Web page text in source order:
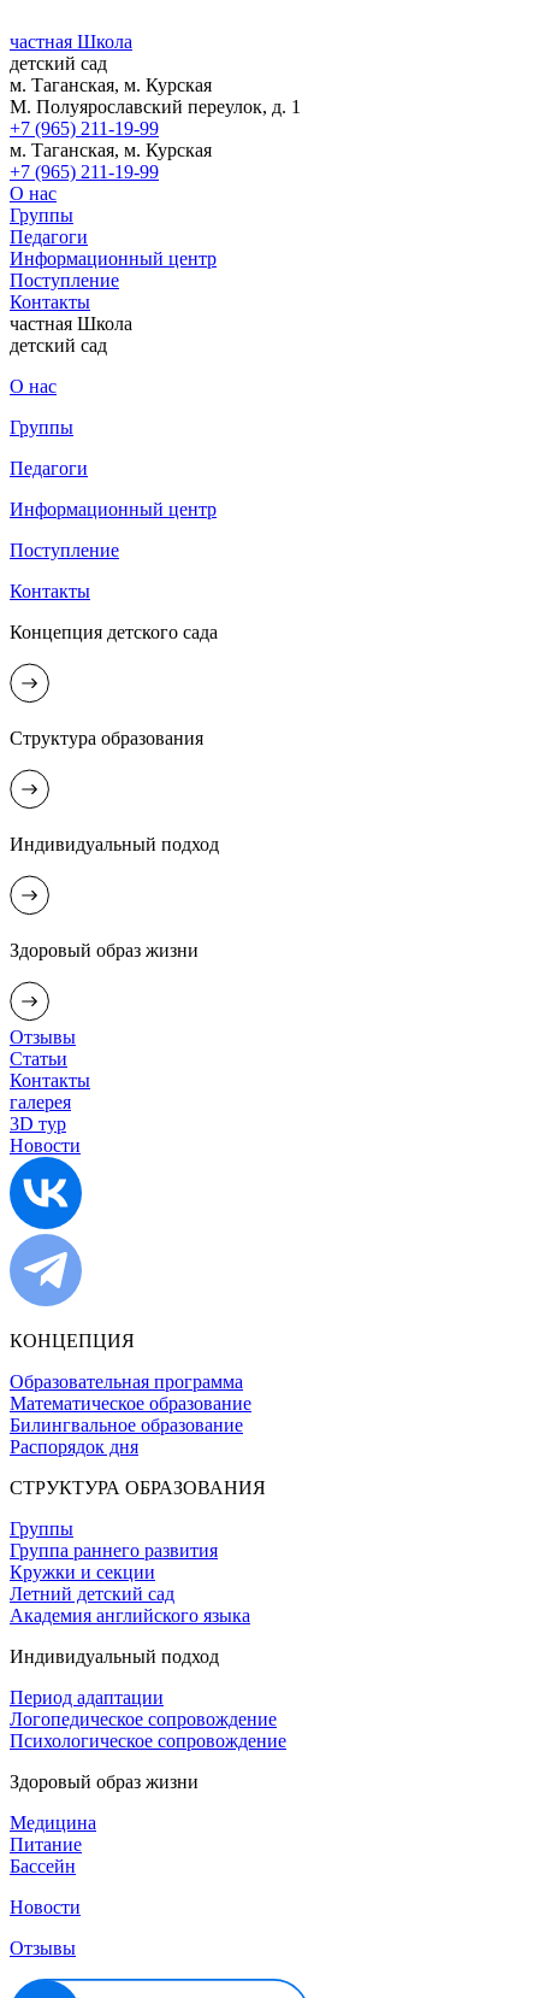
частная Школа
детский сад
м. Таганская, м. Курская
М. Полуярославский переулок, д. 1
+7 (965) 211-19-99
м. Таганская, м. Курская
+7 (965) 211-19-99
О нас
Группы
Педагоги
Информационный центр
Поступление
Контакты
частная Школа
детский сад
О нас
Группы
Педагоги
Информационный центр
Поступление
Контакты
Концепция детского сада
Структура образования
Индивидуальный подход
Здоровый образ жизни
Отзывы
Статьи
Контакты
галерея
3D тур
Новости
КОНЦЕПЦИЯ
Образовательная программа
Математическое образование
Билингвальное образование
Распорядок дня
СТРУКТУРА ОБРАЗОВАНИЯ
Группы
Группа раннего развития
Кружки и секции
Летний детский сад
Академия английского языка
Индивидуальный подход
Период адаптации
Логопедическое сопровождение
Психологическое сопровождение
Здоровый образ жизни
Медицина
Питание
Бассейн
Новости
Отзывы